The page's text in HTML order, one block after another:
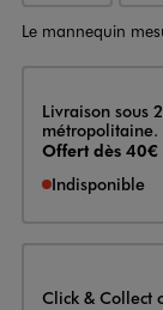
Le mannequin
Livraison
Livraison sous
métropolitaine.
Offert dès 40€
Indisponible
Click & Collect